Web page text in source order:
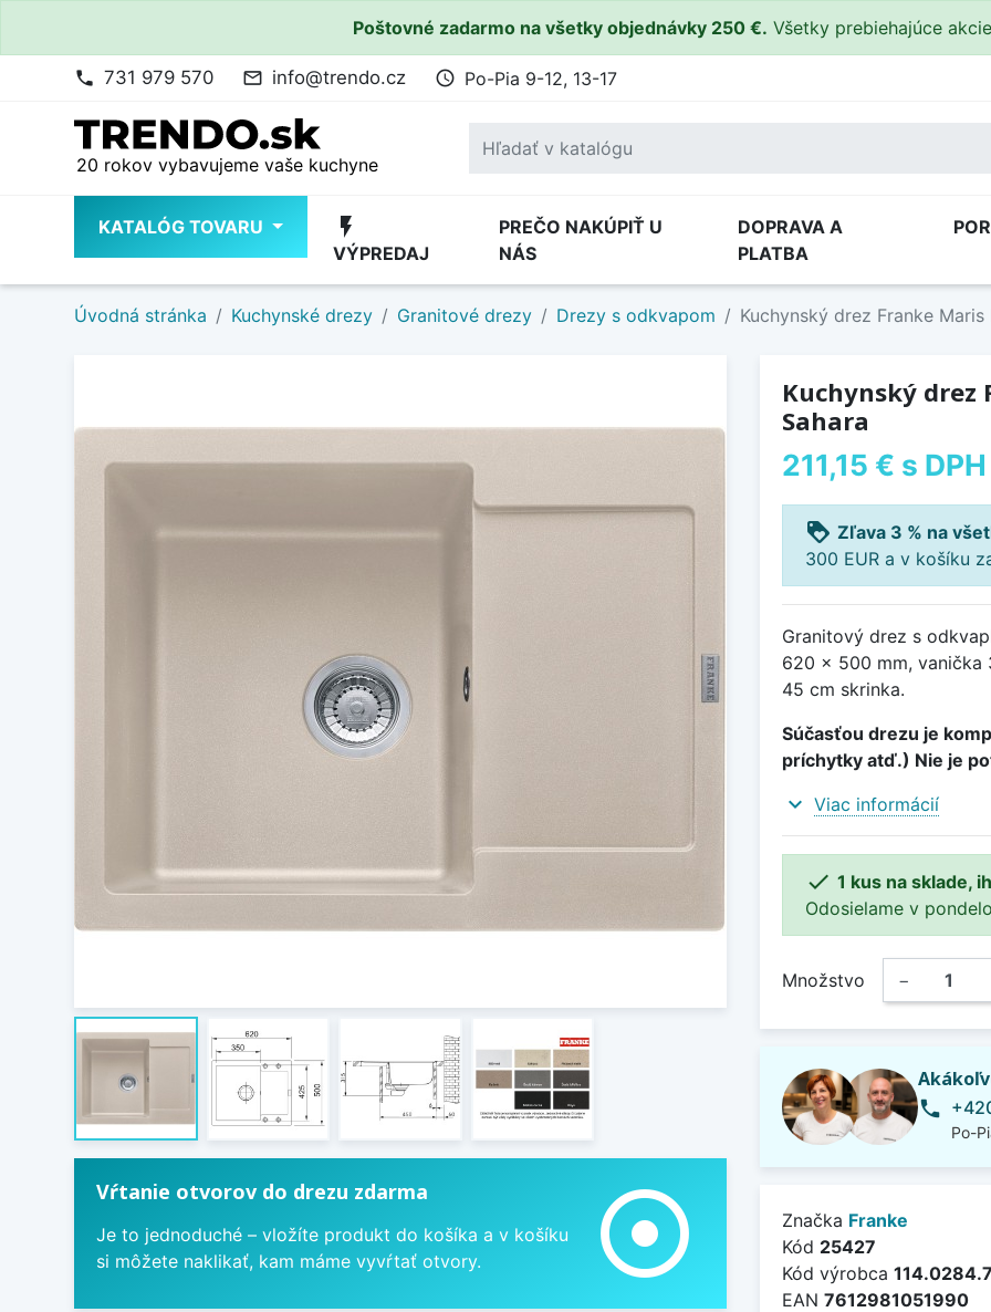
Poštovné zadarmo na všetky objednávky 250 €. Všetky prebiehajúce akcie
phone 731 979 570 mail_outline info@trendo.cz access_time Po-Pia 9-12, 13-17
20 rokov vybavujeme vaše kuchyne
KATALÓG TOVARU flash_on
VÝPREDAJ
PREČO NAKÚPIŤ U
NÁS
DOPRAVA A
PLATBA
Úvodná stránka Kuchynské drezy Granitové drezy Drezy s odkvapom Kuchynský drez Franke Maris
Vŕtanie otvorov do drezu zdarma
Je to jednoduché – vložíte produkt do košíka a v košíku
si môžete naklikať, kam máme vyvŕtať otvory.
adjust
Kuchynský drez
Sahara
211,15 € s DPH
loyalty Zľava 3 % na
300 EUR a v košíku
Granitový drez s
620 x 500 mm, vanička
45 cm skrinka.
Súčasťou drezu je
príchytky atď.) Nie je
expand_more Viac informácií
 1 kus na sklade,
Odosielame v
Množstvo −
phone
Po-
Značka Franke
Kód 25427
Kód výrobca
EAN 7612981051990